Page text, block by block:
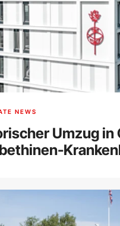
NEWS
Umzug in